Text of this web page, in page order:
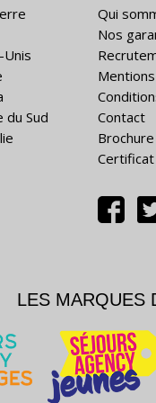
du Sud
Qui
Nos
Contact
Brochure
LES MARQUES